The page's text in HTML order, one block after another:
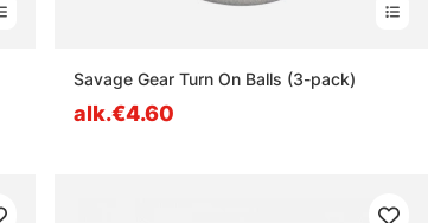
Savage Gear Turn On Balls (3-pack)
alk.€4.60